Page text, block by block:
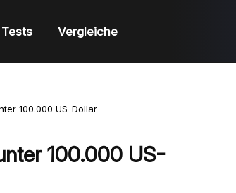
Tests Vergleiche
100.000 US-Dollar
100.000 US-